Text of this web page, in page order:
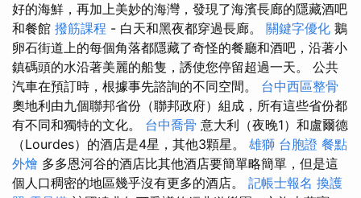
好的海鮮，再加上美妙的海灣，發現了海濱長廊的隱藏酒吧
和餐館 撥筋課程 - 白天和黑夜都穿過長廊。 關鍵字優化 鵝
卵石街道上的每個角落都隱藏了奇怪的餐廳和酒吧，沿著小
鎮碼頭的水沿著美麗的船隻，誘使您停留超過一天。 公共
汽車在預訂時，根據事先諮詢的不同空間。 台中西區整骨
奧地利由九個聯邦省份（聯邦政府）組成，所有這些省份都
有不同和獨特的文化。 台中喬骨 意大利（夜晚1）和盧爾德
（Lourdes）的酒店是4星，其他3顆星。 雄獅 台胞證 餐點
外燴 多多恩河谷的酒店比其他酒店要簡單略簡單，但是這
個人口稠密的地區幾乎沒有更多的酒店。 記帳士報名 換護